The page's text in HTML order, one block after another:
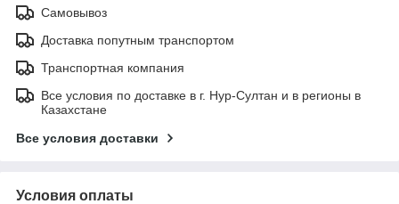
Самовывоз
Доставка попутным транспортом
Транспортная компания
Все условия по доставке в г. Нур-Султан и в регионы в
Казахстане
Все условия доставки
Условия оплаты